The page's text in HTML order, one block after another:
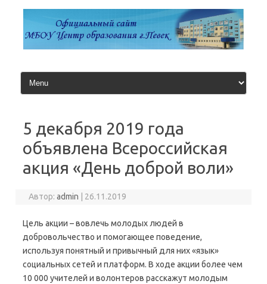
содержимому
5 декабря 2019 года
объявлена Всероссийская
акция «День доброй воли»
Автор:admin 26.11.2019
Цель акции – вовлечь молодых людей в
добровольчество и помогающее поведение,
используя понятный и привычный для них «язык»
социальных сетей и платформ. В ходе акции более чем
10 000 учителей и волонтеров расскажут молодым